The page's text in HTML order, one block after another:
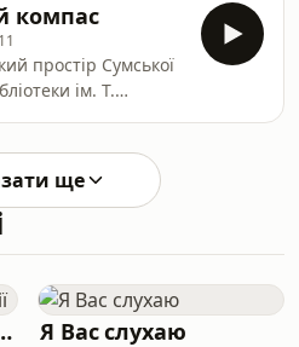
компас
простір Сумської
ім. Т.
ще
агресії Я Вас слухаю